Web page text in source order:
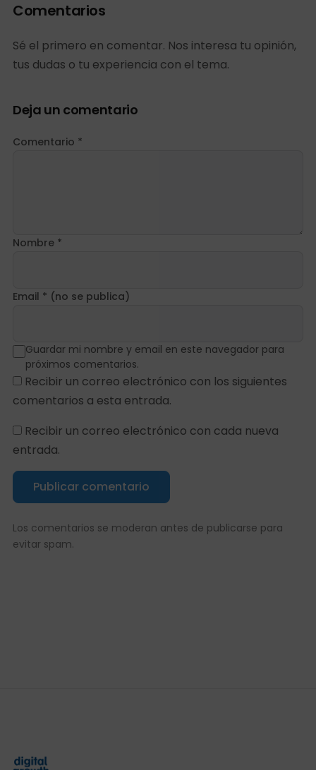
Comentarios
Sé el primero en comentar. Nos interesa tu opinión,
tus dudas o tu experiencia con el tema.
Deja un comentario
Comentario *
Nombre *
Email * (no se publica)
Guardar mi nombre y email en este navegador para
próximos comentarios.
Recibir un correo electrónico con los siguientes
comentarios a esta entrada.
Recibir un correo electrónico con cada nueva
entrada.
Publicar comentario
Los comentarios se moderan antes de publicarse para
evitar spam.